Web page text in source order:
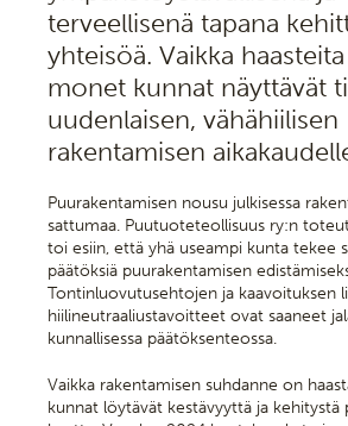
terveellisenä tapana
yhteisöä. Vaikka
monet kunnat näyttävät
uudenlaisen, vähähiilisen
rakentamisen
Puurakentamisen nousu julkisessa
sattumaa. Puutuoteteollisuus ry:n
toi esiin, että yhä useampi kunta tekee
päätöksiä puurakentamisen
Tontinluovutusehtojen ja kaavoituksen
hiilineutraaliustavoitteet ovat saaneet
kunnallisessa päätöksenteossa.
Vaikka rakentamisen suhdanne on
kunnat löytävät kestävyyttä ja kehitystä